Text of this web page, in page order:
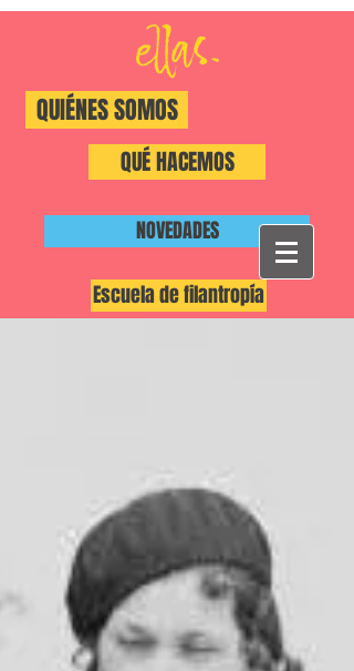
QUIÉNES SOMOS
QUÉ HACEMOS
NOVEDADES
Escuela de filantropía